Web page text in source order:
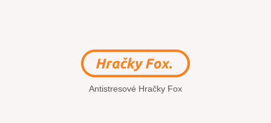
Antistresové Hračky Fox